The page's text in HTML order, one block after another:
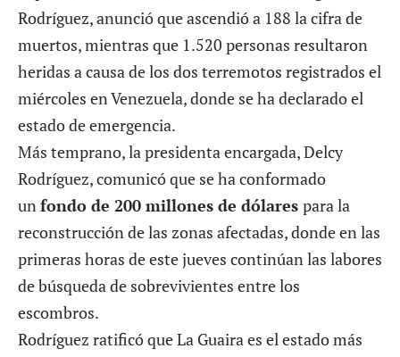
Rodríguez, anunció que ascendió a 188 la cifra de
muertos, mientras que 1.520 personas resultaron
heridas a causa de los dos terremotos registrados el
miércoles en Venezuela, donde se ha declarado el
estado de emergencia.
Más temprano, la presidenta encargada, Delcy
Rodríguez, comunicó que se ha conformado
unfondo de 200 millones de dólares para la
reconstrucción de las zonas afectadas, donde en las
primeras horas de este jueves continúan las labores
de búsqueda de sobrevivientes entre los
escombros.
Rodríguez ratificó que La Guaira es el estado más